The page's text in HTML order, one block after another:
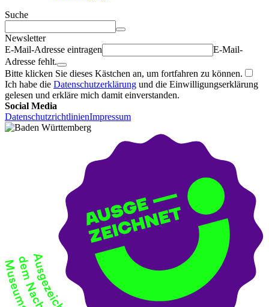
Suche
Newsletter
E-Mail-Adresse eintragen
E-Mail-
Adresse fehlt.
Bitte klicken Sie dieses Kästchen an, um fortfahren zu können.
Ich habe die Datenschutzerklärung und die Einwilligungserklärung
gelesen und erkläre mich damit einverstanden.
Social Media
DatenschutzrichtlinienImpressum